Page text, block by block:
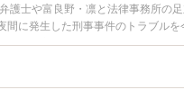
士や富良野・凛と法律事務所の
に発生した刑事事件のトラブル
旭川市内の弁護士に相談予約し